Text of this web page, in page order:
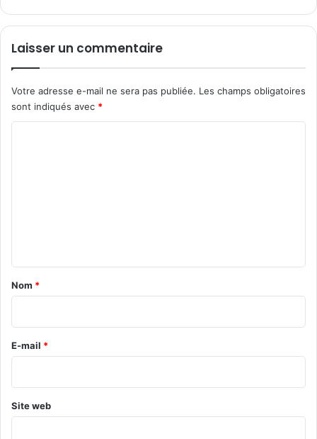
o
i
f
é
l
e
f
t
o
Laisser un commentaire
Votre adresse e-mail ne sera pas publiée. Les champs obligatoires
sont indiqués avec *
a
r
e
Nom *
E-mail *
Site web